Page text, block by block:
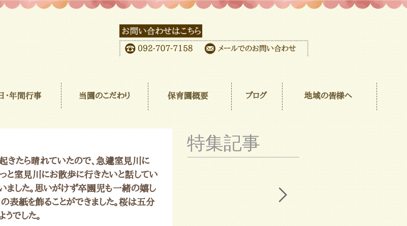
･年間行事 当園のこだわり 保育園概要 ブログ 地域の皆様へ
きたら晴れていたので、急遽室見川に
と室見川にお散歩に行きたいと話してい
ました。思いがけず卒園児も一緒の嬉し
表紙を飾ることができました。桜は五分
でした。
特集記事